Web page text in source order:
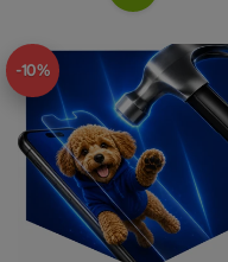
-10%